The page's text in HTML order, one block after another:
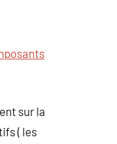
sur la
( les